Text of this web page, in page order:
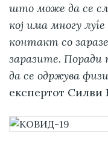
што може да се
кој има многу
контакт со
заразите. Поради
да се одржува
експертот Силви